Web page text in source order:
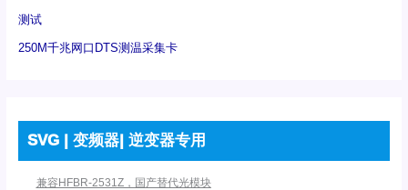
测试
250M千兆网口DTS测温采集卡
SVG | 变频器| 逆变器专用
兼容HFBR-2531Z，国产替代光模块